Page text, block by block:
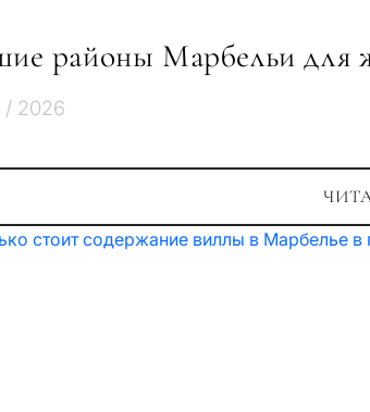
районы Марбельи для
/ 2026